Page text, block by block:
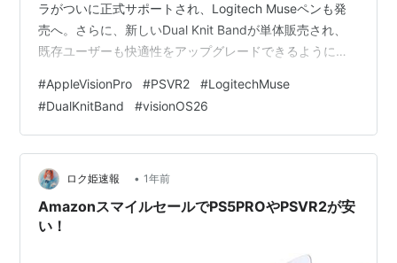
ラがついに正式サポートされ、Logitech Museペンも発
売へ。さらに、新しいDual Knit Bandが単体販売され、
既存ユーザーも快適性をアップグレードできるようにな
Logitech Museペン：空間を“描く”ためのツール Dual
Knit Band：装着感のアップグレードを単体で 市場・日本
の視点：周辺機器でVision Pro体験が完成へ まとめ：
Vision Proが“後から育つデバイス…
#AppleVisionPro #PSVR2 #LogitechMuse
#DualKnitBand #visionOS26
ロク姫速報 • 1年前
AmazonスマイルセールでPS5PROやPSVR2が安
い！